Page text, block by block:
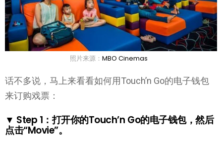
照片来源： MBO Cinemas
话不多说，马上来看看如何用Touch’n Go的电子钱包
来订购戏票：
▼ Step 1：打开你的Touch’n Go的电子钱包，然后
点击“Movie”。